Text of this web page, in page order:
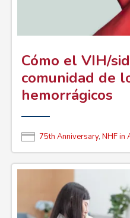
Cómo el VIH/
comunidad de
hemorrágicos
75th Anniversary, NHF in